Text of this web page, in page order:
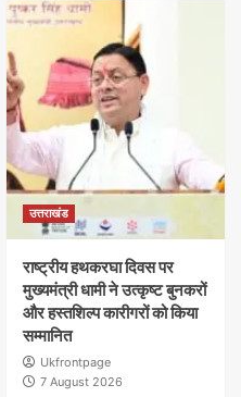
उत्तराखंड
राष्ट्रीय हथकरघा दिवस पर
मुख्यमंत्री धामी ने उत्कृष्ट बुनकरों
और हस्तशिल्प कारीगरों को किया
सम्मानित
Ukfrontpage
7 August 2026